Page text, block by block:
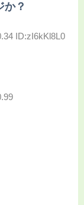
か？
ID:zI6kKl8L0